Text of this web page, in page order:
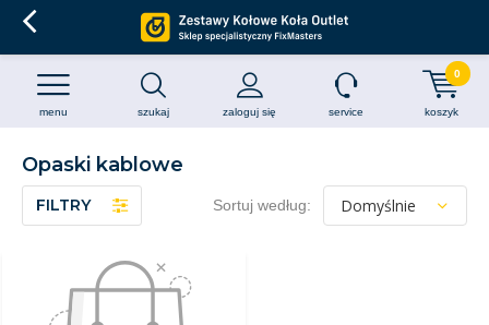
szukaj zaloguj się
menu service koszyk
0
Opaski kablowe
FILTRY Sortuj według: